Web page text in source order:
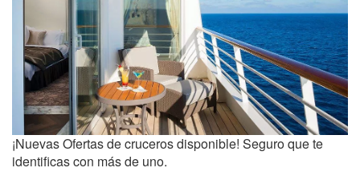
¡Nuevas Ofertas de cruceros disponible! Seguro que te
identificas con más de uno.